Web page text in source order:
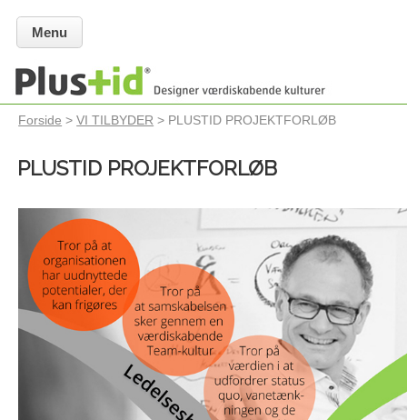
Menu
Forside >VI TILBYDER > PLUSTID PROJEKTFORLØB
PLUSTID PROJEKTFORLØB